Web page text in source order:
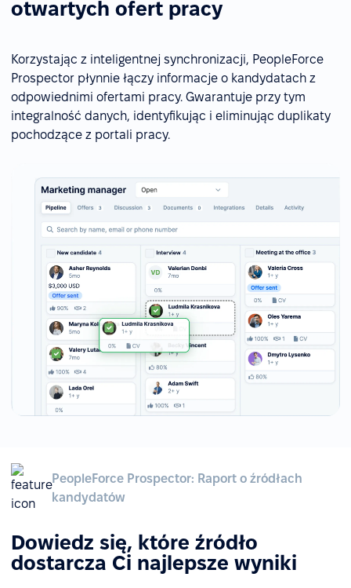
otwartych ofert pracy
Korzystając z inteligentnej synchronizacji, PeopleForce
Prospector płynnie łączy informacje o kandydatach z
odpowiednimi ofertami pracy. Gwarantuje przy tym
integralność danych, identyfikując i eliminując duplikaty
pochodzące z portali pracy.
PeopleForce Prospector: Raport o źródłach
kandydatów
Dowiedz się, które źródło
dostarcza Ci najlepsze wyniki